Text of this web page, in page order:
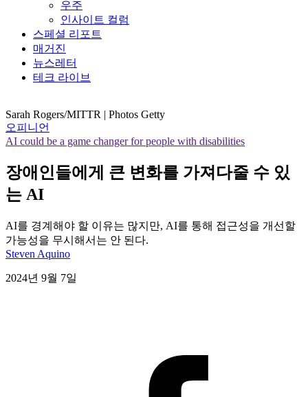
우주
인사이트 컬럼
스페셜 리포트
매거진
뉴스레터
테크 라이브
Sarah Rogers/MITTR | Photos Getty
오피니언
AI could be a game changer for people with disabilities
장애인들에게 큰 변화를 가져다줄 수 있
는 AI
AI를 경계해야 할 이유는 많지만, AI를 통해 접근성을 개선할
가능성을 무시해서는 안 된다.
Steven Aquino
2024년 9월 7일